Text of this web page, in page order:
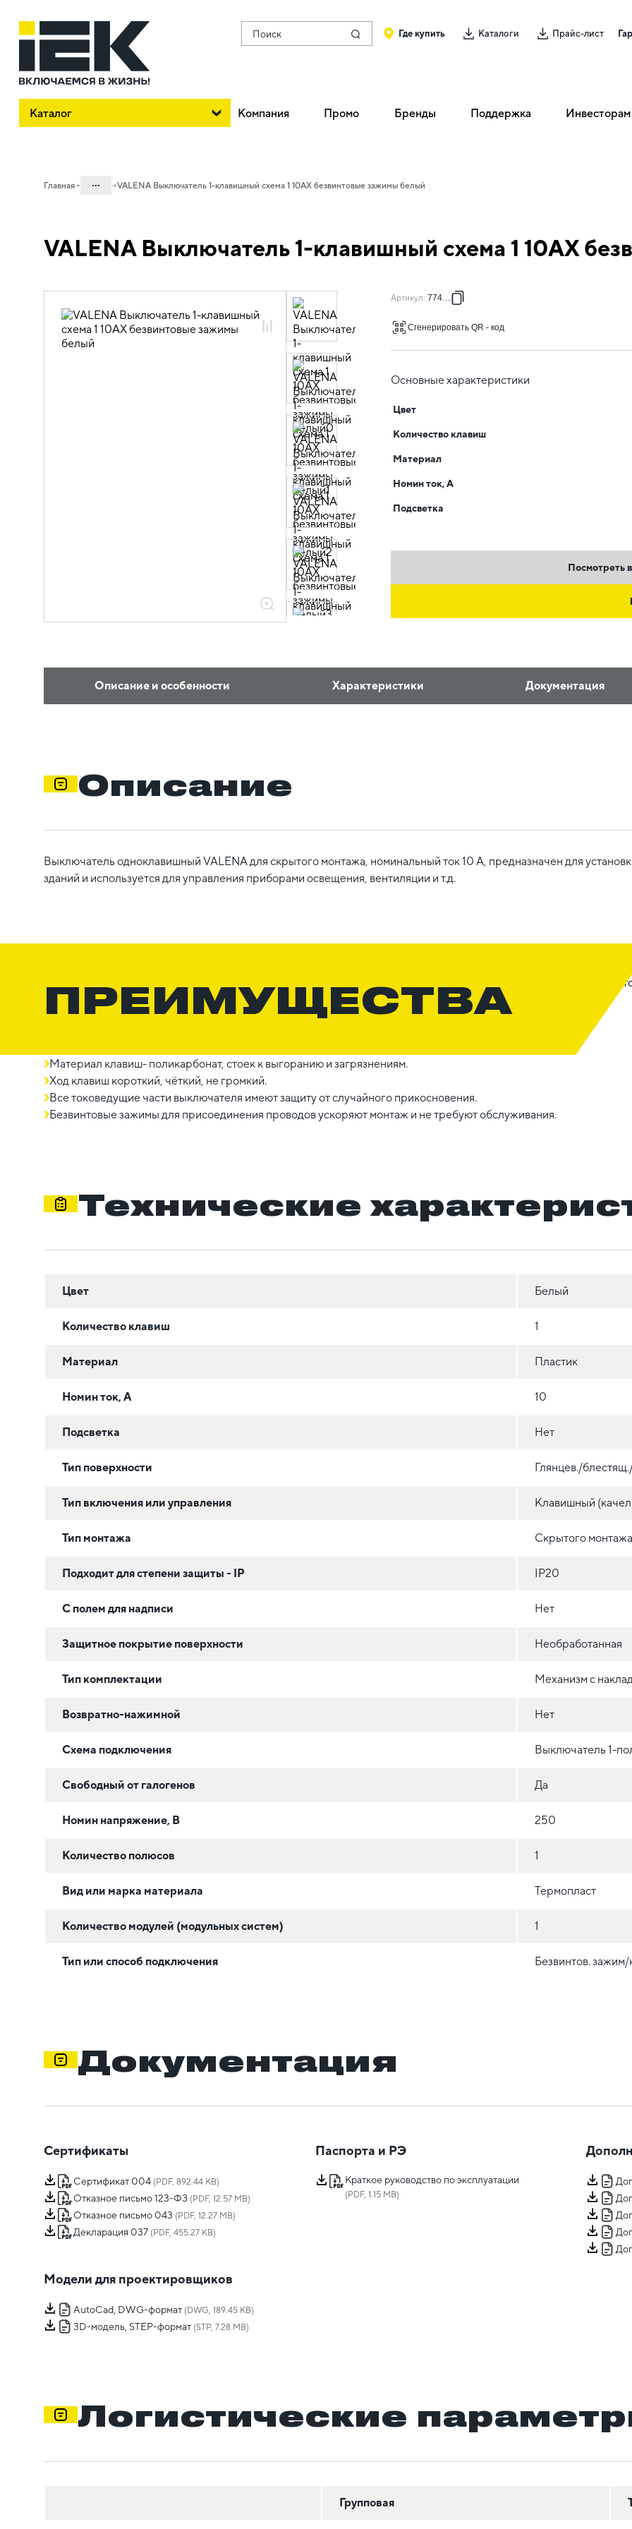
Поиск Где купить Каталоги Прайс-лист
Каталог Компания Промо Бренды Поддержка Инвесторам
Главная ...
06. Изделия электроустановочные,
удлинители и силовые разъемы
изделия скрытого монтажа VALENA
06.01.14.01 ЭУИ VALENA: цвет белый
VALENA Выключатель 1-клавишный схема 1 10АХ безвинтовые зажимы белый
VALENA Выключатель 1-клавишный схема 1 10АХ
Артикул: 774401
Сгенерировать QR - код
Основные характеристики
Цвет
Количество клавиш
Материал
Номин ток, А
Подсветка
Посмотреть
Описание и особенности Характеристики Документация
Описание
Выключатель одноклавишный VALENA для скрытого монтажа, номинальный ток 10 А, предназначен для
зданий и используется для управления приборами освещения, вентиляции и т.д.
ПРЕИМУЩЕСТВА
Материал клавиш- поликарбонат, стоек к выгоранию и загрязнениям.
Ход клавиш короткий, чёткий, не громкий.
Все токоведущие части выключателя имеют защиту от случайного прикосновения.
Безвинтовые зажимы для присоединения проводов ускоряют монтаж и не требуют обслуживания.
Технические
Цвет Белый
Количество клавиш 1
Материал Пластик
Номин ток, А 10
Подсветка Нет
Тип поверхности Глянцев./
Тип включения или управления Клавишный
Тип монтажа Скрытого
Подходит для степени защиты - IP IP20
С полем для надписи Нет
Защитное покрытие поверхности Необработанная
Тип комплектации Механизм с
Возвратно-нажимной Нет
Схема подключения Выключатель 1-
Свободный от галогенов Да
Номин напряжение, В 250
Количество полюсов 1
Вид или марка материала Термопласт
Количество модулей (модульных систем) 1
Тип или способ подключения Безвинтов.
Документация
Сертификаты
Сертификат 004 (PDF, 892.44 KB)
Отказное письмо 123-ФЗ (PDF, 12.57 MB)
Отказное письмо 043 (PDF, 12.27 MB)
Декларация 037 (PDF, 455.27 KB)
Паспорта и РЭ
Краткое руководство по эксплуатации
(PDF, 1.15 MB)
Модели для проектировщиков
AutoCad, DWG-формат (DWG, 189.45 KB)
3D-модель, STEP-формат (STP, 7.28 MB)
Логистические
Групповая